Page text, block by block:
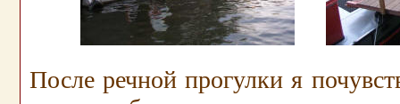
После речной прогулки я